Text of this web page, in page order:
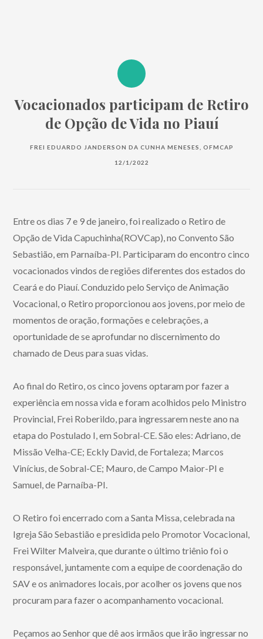
Vocacionados participam de Retiro
de Opção de Vida no Piauí
FREI EDUARDO JANDERSON DA CUNHA MENESES, OFMCAP
12/1/2022
Entre os dias 7 e 9 de janeiro, foi realizado o Retiro de
Opção de Vida Capuchinha(ROVCap), no Convento São
Sebastião, em Parnaíba-PI. Participaram do encontro cinco
vocacionados vindos de regiões diferentes dos estados do
Ceará e do Piauí. Conduzido pelo Serviço de Animação
Vocacional, o Retiro proporcionou aos jovens, por meio de
momentos de oração, formações e celebrações, a
oportunidade de se aprofundar no discernimento do
chamado de Deus para suas vidas.
Ao final do Retiro, os cinco jovens optaram por fazer a
experiência em nossa vida e foram acolhidos pelo Ministro
Provincial, Frei Roberildo, para ingressarem neste ano na
etapa do Postulado I, em Sobral-CE. São eles: Adriano, de
Missão Velha-CE; Eckly David, de Fortaleza; Marcos
Vinícius, de Sobral-CE; Mauro, de Campo Maior-PI e
Samuel, de Parnaíba-PI.
O Retiro foi encerrado com a Santa Missa, celebrada na
Igreja São Sebastião e presidida pelo Promotor Vocacional,
Frei Wilter Malveira, que durante o último triênio foi o
responsável, juntamente com a equipe de coordenação do
SAV e os animadores locais, por acolher os jovens que nos
procuram para fazer o acompanhamento vocacional.
Peçamos ao Senhor que dê aos irmãos que irão ingressar no